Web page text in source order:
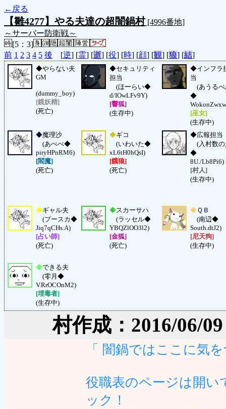
←戻る
【雛4277】やる夫達の超闇鍋村[4996番地]
～サーバー防衛戦～
[5：3]
前 1 2 3 4 5 後 [逆] [霊] [逝] [役] [時] [顔] [観] [狼] [結]
◆やらない夫
GM
(dummy_boy)
[鏡妖精]
(死亡)
◆セキュリティ
担当
(ほーらい◆
d/IOwLFv9Y)
[響狐]
(生存中)
◆インフラ
当
(あうるべ
◆
[巫女]
(生存中)
◆魔理沙
(あべべ◆
piryHPnRM6)
[閻魔]
(死亡)
◆ギコ
(いわいた◆
xL6tH0hQsI)
[餓狼]
(死亡)
◆広報担当
(入村数の
◆
8U./Lb8Pi6)
[村人]
(生存中)
◆ギャル夫
(プースカ◆
Jiq7qCHs.A)
[占い師]
(死亡)
◆スカーサハ
(ラッセル◆
YBQZlOO3l2)
[金狐]
(死亡)
◆ＱＢ
(南辺◆
South.dtJ2)
[尼天狗]
(生存中)
◆できる夫
(零月◆
V.RrOCOnM2)
[埋毒者]
(生存中)
村作成：2016/06/
「 闇鍋ではここに気
役職表のページは開
ック！